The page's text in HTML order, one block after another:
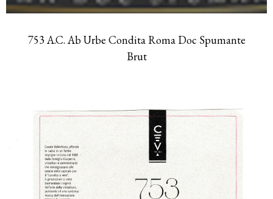
753 A.C. Ab Urbe Condita Roma Doc Spumante
Brut